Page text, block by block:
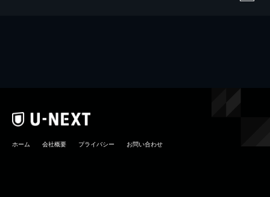
ホーム 会社概要 プライバシー お問い合わせ